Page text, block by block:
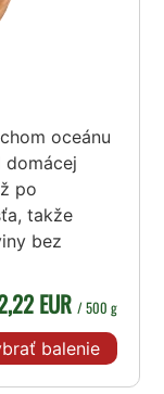
oceánu
domácej
po
takže
bez
EUR / 500 g
balenie